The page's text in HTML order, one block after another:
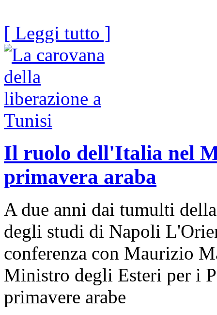
[ Leggi tutto ]
Il ruolo dell'Italia nel
primavera araba
A due anni dai tumulti
degli studi di Napoli
conferenza con Maurizio
Ministro degli Esteri per i
primavere arabe